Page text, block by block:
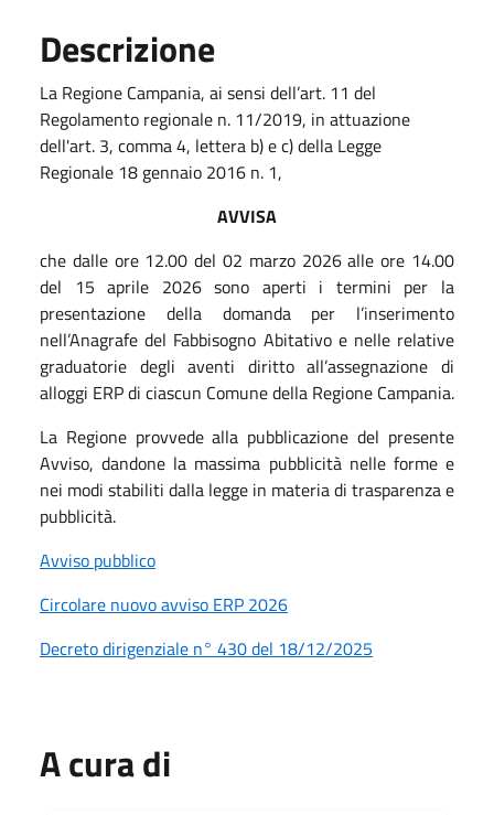
Descrizione
La Regione Campania, ai sensi dell’art. 11 del
Regolamento regionale n. 11/2019, in attuazione
dell'art. 3, comma 4, lettera b) e c) della Legge
Regionale 18 gennaio 2016 n. 1,
AVVISA
che dalle ore 12.00 del 02 marzo 2026 alle ore 14.00
del 15 aprile 2026 sono aperti i termini per la
presentazione della domanda per l’inserimento
nell’Anagrafe del Fabbisogno Abitativo e nelle relative
graduatorie degli aventi diritto all’assegnazione di
alloggi ERP di ciascun Comune della Regione Campania.
La Regione provvede alla pubblicazione del presente
Avviso, dandone la massima pubblicità nelle forme e
nei modi stabiliti dalla legge in materia di trasparenza e
pubblicità.
Avviso pubblico
Circolare nuovo avviso ERP 2026
Decreto dirigenziale n° 430 del 18/12/2025
A cura di